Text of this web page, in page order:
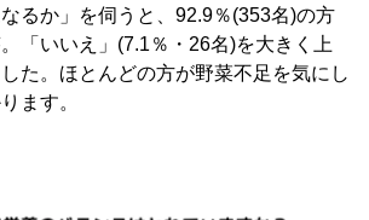
なるか」を伺うと、92.9％(353名)の方
「いいえ」(7.1％・26名)を大きく上
た。ほとんどの方が野菜不足を気にし
ます。